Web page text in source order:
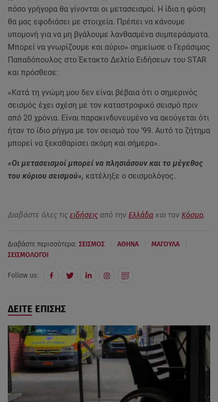
πόσο γρήγορα θα γίνονται οι μετασεισμοί. Η ίδια η φύση
θα μας εφοδιάσει με στοιχεία. Πρέπει να κάνουμε
υπομονή για να μη βγάλουμε λανθασμένα συμπεράσματα.
Μπορεί να γνωρίζουμε και αύριο» σημείωσε ο Γεράσιμος
Παπαδόπουλος στο Έκτακτο Δελτίο Ειδήσεων του STAR
και πρόσθεσε:
«Κατά τη γνώμη μου δεν είναι βέβαια ότι ο σημερινός
σεισμός έχει σχέση με τον καταστροφικό σεισμό πριν
από 20 χρόνια. Είναι παρακινδυνευμένο να ακούγεται ότι
ήταν το ίδιο ρήγμα με τον σεισμό του ’99. Αυτό το ζήτημα
μπορεί να ξεκαθαρίσει ακόμη και σήμερα».
«Οι μετασεισμοί μπορεί να πλησιάσουν και το μέγεθος
του κύριου σεισμού», κατέληξε ο σεισμολόγος.
Διαβάστε όλες τις ειδήσεις από την Ελλάδα και τον Κόσμο.
Διαβάστε περισσότερα: ΣΕΙΣΜΟΣ AΘΗΝΑ ΜΑΓΟΥΛΑ
ΣΕΙΣΜΟΛΟΓΟΙ
Follow us:
ΔΕΙΤΕ ΕΠΙΣΗΣ